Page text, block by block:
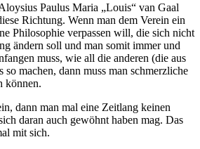
Paulus Maria „Louis“ van Gaal
Richtung. Wenn man dem Verein ein
Philosophie verpassen will, die sich nicht
ändern soll und man somit immer und
muss, wie all die anderen (die aus
so machen, dann muss man schmerzliche
können.
dann man mal eine Zeitlang keinen
daran auch gewöhnt haben mag. Das
mit sich.